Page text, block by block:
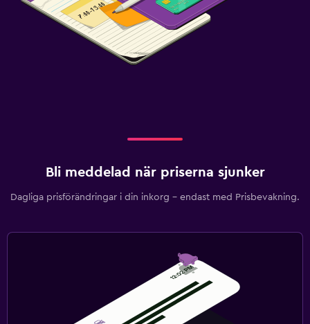
Bli meddelad när priserna sjunker
Dagliga prisförändringar i din inkorg – endast med Prisbevakning.